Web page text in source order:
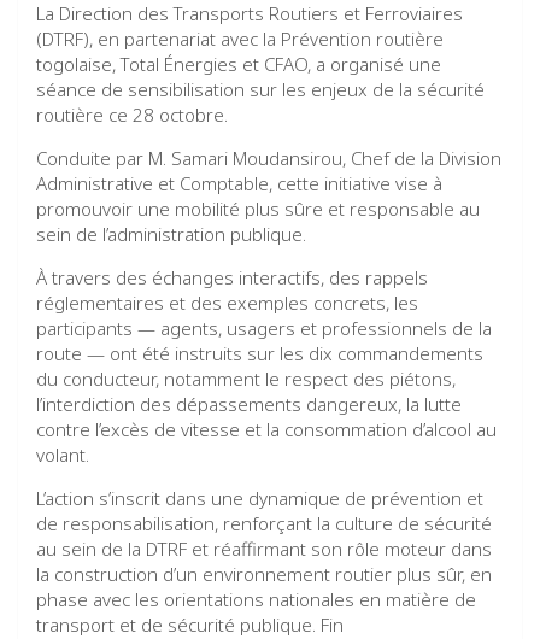
La Direction des Transports Routiers et Ferroviaires
(DTRF), en partenariat avec la Prévention routière
togolaise, Total Énergies et CFAO, a organisé une
séance de sensibilisation sur les enjeux de la sécurité
routière ce 28 octobre.
Conduite par M. Samari Moudansirou, Chef de la Division
Administrative et Comptable, cette initiative vise à
promouvoir une mobilité plus sûre et responsable au
sein de l’administration publique.
À travers des échanges interactifs, des rappels
réglementaires et des exemples concrets, les
participants — agents, usagers et professionnels de la
route — ont été instruits sur les dix commandements
du conducteur, notamment le respect des piétons,
l’interdiction des dépassements dangereux, la lutte
contre l’excès de vitesse et la consommation d’alcool au
volant.
L’action s’inscrit dans une dynamique de prévention et
de responsabilisation, renforçant la culture de sécurité
au sein de la DTRF et réaffirmant son rôle moteur dans
la construction d’un environnement routier plus sûr, en
phase avec les orientations nationales en matière de
transport et de sécurité publique. Fin